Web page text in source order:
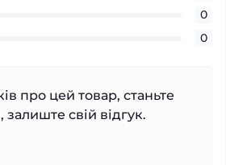
0
0
про цей товар, станьте
свій відгук.